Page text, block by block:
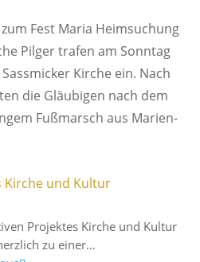
Fest Maria Heim­su­chung
Pilger trafen am Sonntag
Kirche ein. Nach
die Gläu­bigen nach dem
Fußmarsch aus Mari­en­
Kirche und Kultur
Projektes Kirche und Kultur
zu einer…